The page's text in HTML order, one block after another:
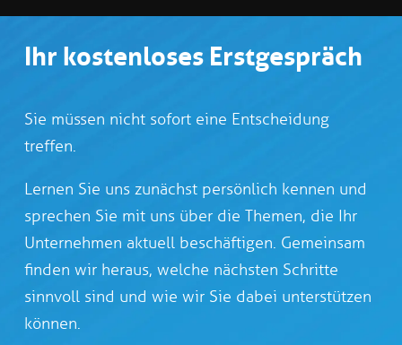
Ihr kostenloses Erstgespräch
Sie müssen nicht sofort eine Entscheidung
treffen.
Lernen Sie uns zunächst persönlich kennen und
sprechen Sie mit uns über die Themen, die Ihr
Unternehmen aktuell beschäftigen. Gemeinsam
finden wir heraus, welche nächsten Schritte
sinnvoll sind und wie wir Sie dabei unterstützen
können.